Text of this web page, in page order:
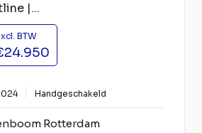
|...
BTW
Handgeschakeld
Rotterdam